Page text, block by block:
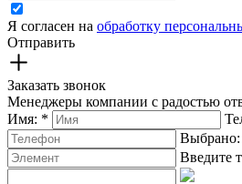
Я согласен на обработку
Отправить
Заказать звонок
Менеджеры компании с радостью
Имя: *
Выбрано:
Введите